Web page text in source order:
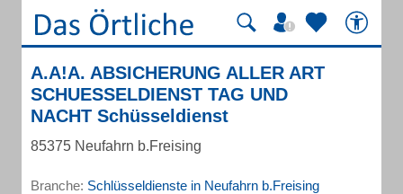
A.A!A. ABSICHERUNG ALLER ART
SCHUESSELDIENST TAG UND
NACHT Schüsseldienst
85375 Neufahrn b.Freising
Branche: Schlüsseldienste in Neufahrn b.Freising